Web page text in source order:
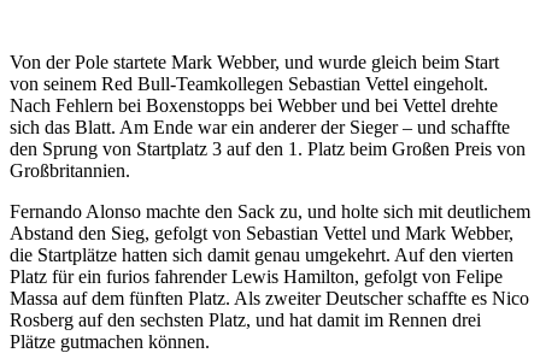
Von der Pole startete Mark Webber, und wurde gleich beim Start
von seinem Red Bull-Teamkollegen Sebastian Vettel eingeholt.
Nach Fehlern bei Boxenstopps bei Webber und bei Vettel drehte
sich das Blatt. Am Ende war ein anderer der Sieger – und schaffte
den Sprung von Startplatz 3 auf den 1. Platz beim Großen Preis von
Großbritannien.
Fernando Alonso machte den Sack zu, und holte sich mit deutlichem
Abstand den Sieg, gefolgt von Sebastian Vettel und Mark Webber,
die Startplätze hatten sich damit genau umgekehrt. Auf den vierten
Platz für ein furios fahrender Lewis Hamilton, gefolgt von Felipe
Massa auf dem fünften Platz. Als zweiter Deutscher schaffte es Nico
Rosberg auf den sechsten Platz, und hat damit im Rennen drei
Plätze gutmachen können.